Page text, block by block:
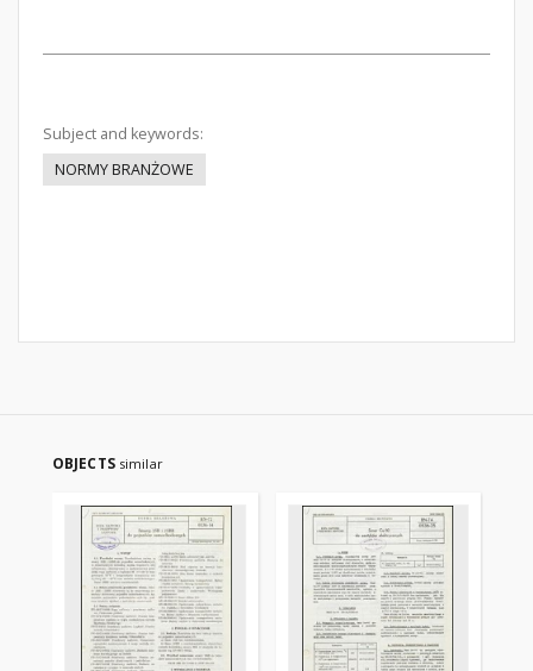
Subject and keywords:
NORMY BRANŻOWE
OBJECTS similar